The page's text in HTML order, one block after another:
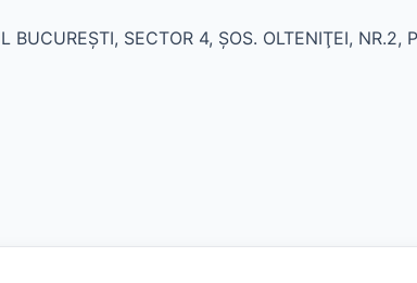
BUCUREŞTI, SECTOR 4, ŞOS. OLTENIŢEI, NR.2,